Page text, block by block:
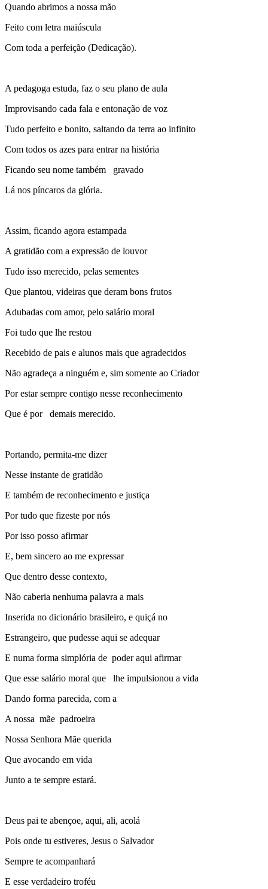
Quando abrimos a nossa mão
Feito com letra maiúscula
Com toda a perfeição (Dedicação).
A pedagoga estuda, faz o seu plano de aula
Improvisando cada fala e entonação de voz
Tudo perfeito e bonito, saltando da terra ao infinito
Com todos os azes para entrar na história
Ficando seu nome também gravado
Lá nos píncaros da glória.
Assim, ficando agora estampada
A gratidão com a expressão de louvor
Tudo isso merecido, pelas sementes
Que plantou, videiras que deram bons frutos
Adubadas com amor, pelo salário moral
Foi tudo que lhe restou
Recebido de pais e alunos mais que agradecidos
Não agradeça a ninguém e, sim somente ao Criador
Por estar sempre contigo nesse reconhecimento
Que é por demais merecido.
Portando, permita-me dizer
Nesse instante de gratidão
E também de reconhecimento e justiça
Por tudo que fizeste por nós
Por isso posso afirmar
E, bem sincero ao me expressar
Que dentro desse contexto,
Não caberia nenhuma palavra a mais
Inserida no dicionário brasileiro, e quiçá no
Estrangeiro, que pudesse aqui se adequar
E numa forma simplória de poder aqui afirmar
Que esse salário moral que lhe impulsionou a vida
Dando forma parecida, com a
A nossa mãe padroeira
Nossa Senhora Mãe querida
Que avocando em vida
Junto a te sempre estará.
Deus pai te abençoe, aqui, ali, acolá
Pois onde tu estiveres, Jesus o Salvador
Sempre te acompanhará
E esse verdadeiro troféu